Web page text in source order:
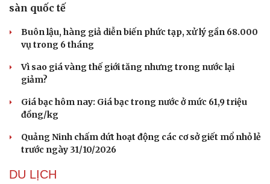
Cải chính
sàn quốc tế
Buôn lậu, hàng giả diễn biến phức tạp, xử lý gần 68.000
vụ trong 6 tháng
Vì sao giá vàng thế giới tăng nhưng trong nước lại
giảm?
Giá bạc hôm nay: Giá bạc trong nước ở mức 61,9 triệu
đồng/kg
Quảng Ninh chấm dứt hoạt động các cơ sở giết mổ nhỏ lẻ
trước ngày 31/10/2026
DU LỊCH